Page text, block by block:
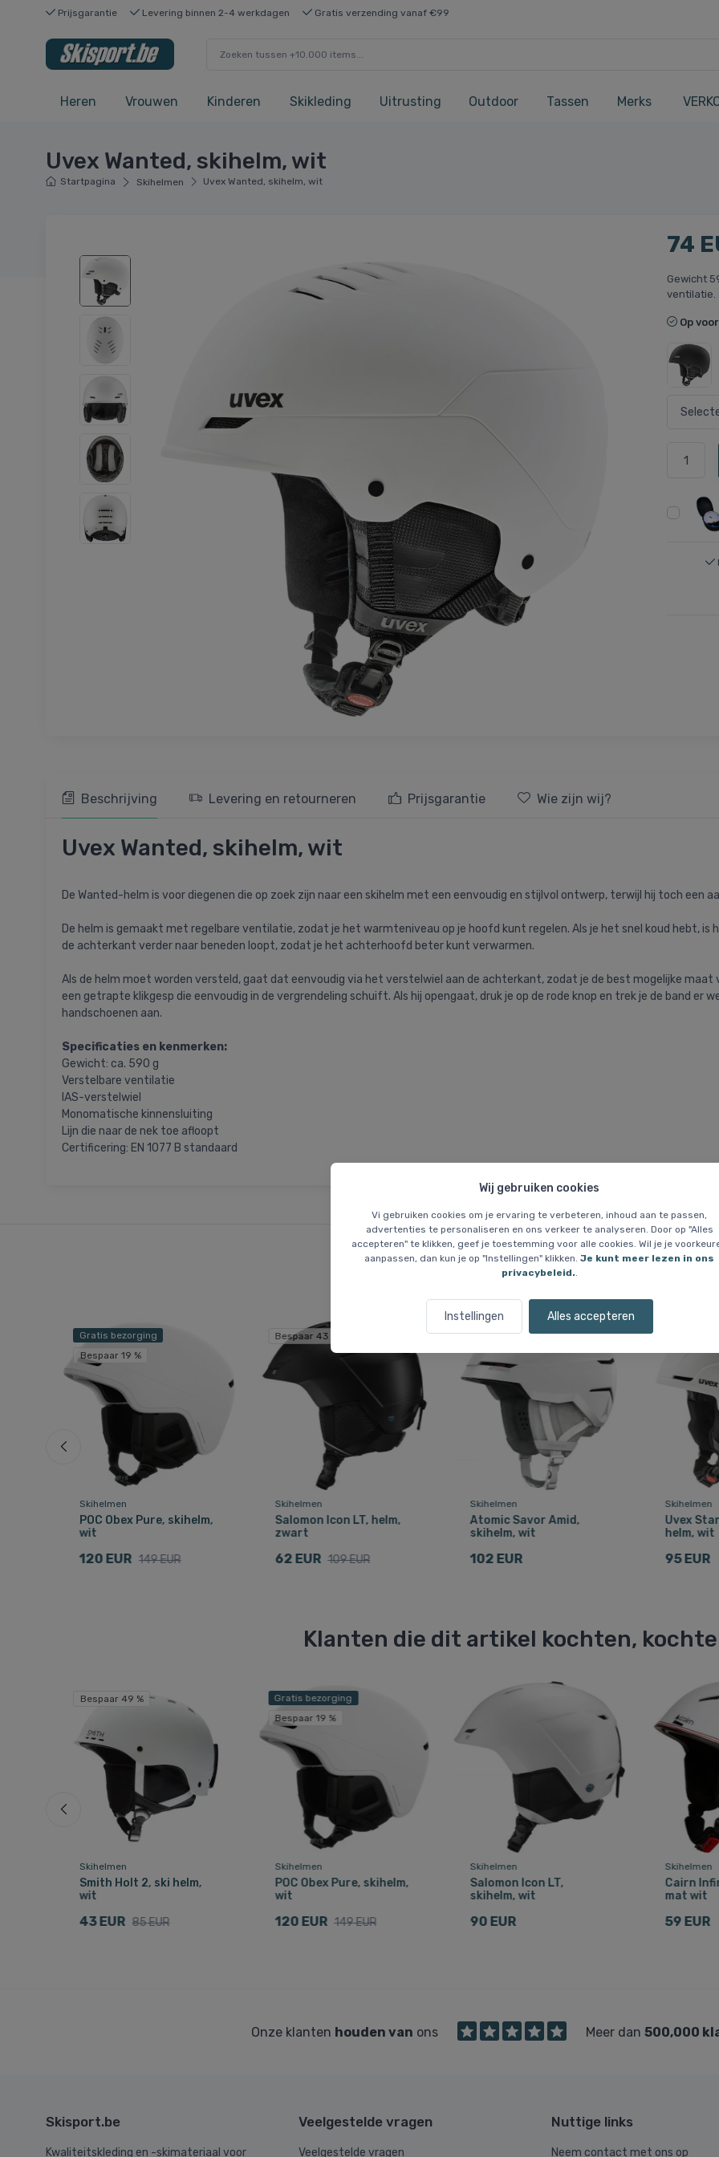
Wij gebruiken cookies
Vi gebruiken cookies om je ervaring te verbeteren, inhoud aan te passen,
advertenties te personaliseren en ons verkeer te analyseren. Door op "Alles
accepteren" te klikken, geef je toestemming voor alle cookies. Wil je je
aanpassen, dan kun je op "Instellingen" klikken. Je kunt meer lezen in ons
privacybeleid..
Instellingen Alles accepteren
Prijsgarantie Levering binnen 2-4 werkdagen Gratis verzending vanaf €99
Heren Vrouwen Kinderen Skikleding Uitrusting Outdoor Tassen Merks
Uvex Wanted, skihelm, wit
Startpagina Skihelmen Uvex Wanted, skihelm, wit
74
Gewicht
ventilatie.
Op
Beschrijving Levering en retourneren Prijsgarantie Wie zijn wij?
Uvex Wanted, skihelm, wit
De Wanted-helm is voor diegenen die op zoek zijn naar een skihelm met een eenvoudig en stijlvol ontwerp, terwijl hij toch een
De helm is gemaakt met regelbare ventilatie, zodat je het warmteniveau op je hoofd kunt regelen. Als je het snel koud hebt, is
de achterkant verder naar beneden loopt, zodat je het achterhoofd beter kunt verwarmen.
Als de helm moet worden versteld, gaat dat eenvoudig via het verstelwiel aan de achterkant, zodat je de best mogelijke maat
een getrapte klikgesp die eenvoudig in de vergrendeling schuift. Als hij opengaat, druk je op de rode knop en trek je de band er
handschoenen aan.
Specificaties en kenmerken:
Gewicht: ca. 590 g
Verstelbare ventilatie
IAS-verstelwiel
Monomatische kinnensluiting
Lijn die naar de nek toe afloopt
Certificering: EN 1077 B standaard
Vergelijkbare items
Gratis bezorging
Bespaar 19 %
Skihelmen
POC Obex Pure, skihelm,
wit
120 EUR 149 EUR
Bespaar 43 %
Skihelmen
Salomon Icon LT, helm,
zwart
62 EUR 109 EUR
Gratis bezorging
Skihelmen
Atomic Savor Amid,
skihelm, wit
102 EUR
Skihelmen
Uvex
helm, wit
95 EUR
Klanten die dit artikel kochten,
Bespaar 49 %
Skihelmen
Smith Holt 2, ski helm,
wit
43 EUR 85 EUR
Gratis bezorging
Bespaar 19 %
Skihelmen
POC Obex Pure, skihelm,
wit
120 EUR 149 EUR
Skihelmen
Salomon Icon LT,
skihelm, wit
90 EUR
Skihelmen
Cairn
mat wit
59 EUR
Onze klanten houden van ons Meer dan 500,000
Skisport.be
Kwaliteitskleding en -skimateriaal voor
Veelgestelde vragen
Veelgestelde vragen
Nuttige links
Neem contact met ons op